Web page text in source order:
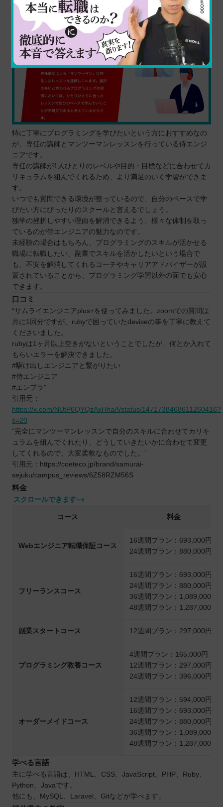
SAMURAI ENGINEER（侍エンジニア）
特に丁寧にプログラミングを学びたいという方におすすめなの
が、専任の講師とマンツーマンレッスンを行っている侍エンジ
ニアです。
専任の講師が1人ひとりのレベルや目的・目標などに合わせてカ
リキュラムを組んでくれるため、より満足のいく学習ができま
す。
いつでも質問できる環境が整っているので、自分のペースで学
びたい方にぴったりのスクールと言えるでしょう。
独学の挫折しやすい理由を解消できるよう、様々な体制を取っ
ているのが侍エンジニアの魅力なのです。
未経験の場合はもちろん、プログラミングのスキルが活かせる
職場に転職したい、副業でスキルを活かしたいという場合で
も、不安を解消してくれるコーチやキャリアアドバイザーが設
置されていることから、プログラミング学習以外の面でも安心
できます。
口コミ
“サムライエンジニアplus+を使ってみました。zoomでの質問は
月に1回分ですが、rubyで困っていたdeviseの事を丁寧に教えて
くださいました。
rubyは1ヶ月以上空きがないということでしたが、何とか入れて
もらいエラーを解決できました。
#駆け出しエンジニアと繋がりたい
#侍エンジニア
#エンプラ”
引用元：
https://x.com/NUtP6QYQzAxHhaA/status/1471738468611260416?
s=20
“完全にマンツーマンレッスンで自分のスキルに合わせてカリキ
ュラムを組んでくれたり、どうしていきたいかに合わせて変更
してくれるので、大変柔軟なものでした。”
引用元：https://coeteco.jp/brand/samurai-
sejuku/campus_reviews/6Z58RZM56S
料金
スクロールできます
コース 料金
Webエンジニア転職保証コース
16週間プラン：693,000円
24週間プラン：880,000円
フリーランスコース
16週間プラン：693,000円
24週間プラン：880,000円
36週間プラン：1,089,000円
48週間プラン：1,287,000円
副業スタートコース 12週間プラン：297,000円
プログラミング教養コース
4週間プラン：165,000円
12週間プラン：297,000円
24週間プラン：396,000円
オーダーメイドコース
12週間プラン：594,000円
16週間プラン：693,000円
24週間プラン：880,000円
36週間プラン：1,089,000円
48週間プラン：1,287,000円
学べる言語
主に学べる言語は、HTML、CSS、JavaScript、PHP、Ruby、
Python、Javaです。
他にも、MySQL、Laravel、Gitなどが学べます。